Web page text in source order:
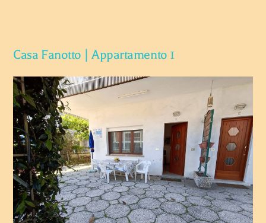
Casa Fanotto | Appartamento 1